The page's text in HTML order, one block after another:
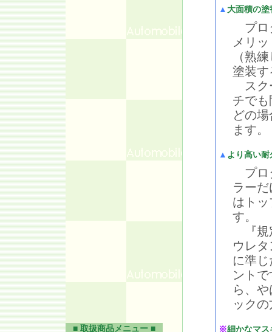
▲ 大面積の塗
プロ
メリ
（熟
塗装す
スク
チで
どの
ます。
▲ より高い
プロ
ラー
はト
す。
『規
ウレ
に準
ント
ら、
ック
※細かなマス
■ 取扱商品メニュー ■